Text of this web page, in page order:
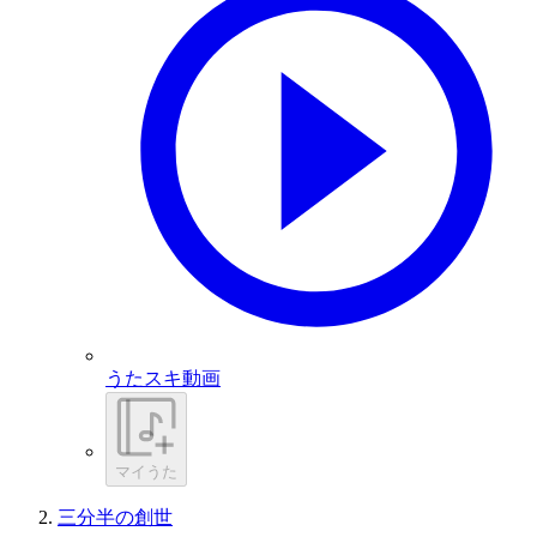
うたスキ動画
マイうた
三分半の創世